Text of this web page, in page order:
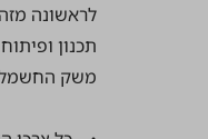
לראשונה
תכנון
משק החשמל